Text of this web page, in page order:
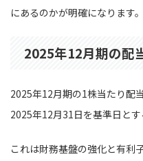
にあるのかが明確になります。
2025年12月期の配
2025年12月期の1株当たり配
2025年12月31日を基準日とす
これは財務基盤の強化と有利